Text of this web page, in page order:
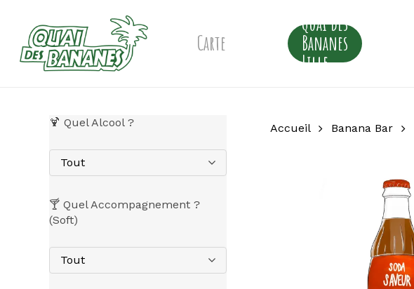
content
Carte
Quai des
Bananes
Lille
🍹 Quel Alcool ?
Tout
🍸 Quel Accompagnement ?
(Soft)
Tout
Accueil Banana Bar